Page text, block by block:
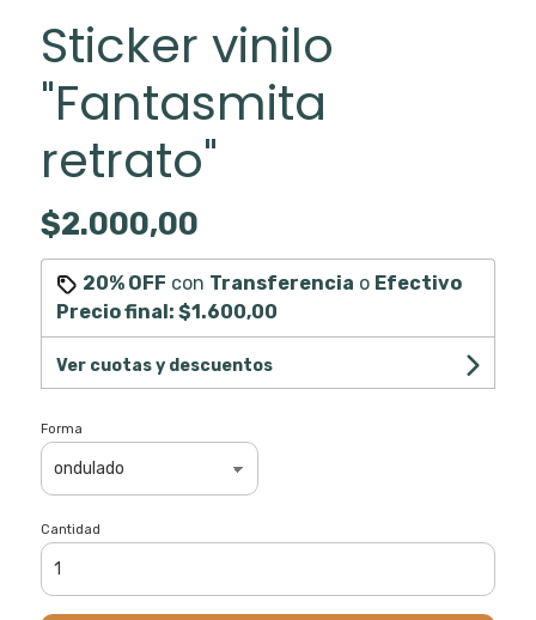
Sticker vinilo
"Fantasmita
retrato"
$2.000,00
20% OFF con Transferencia o Efectivo
Precio final: $1.600,00
Ver cuotas y descuentos
Forma
Cantidad